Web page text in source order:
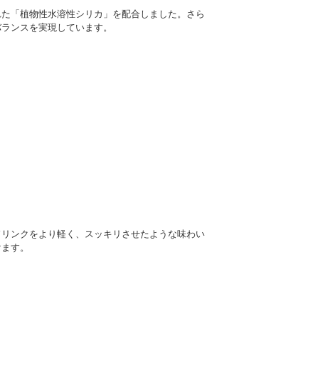
「植物性水溶性シリカ」を配合しました。さら
ンスを実現しています。
ンクをより軽く、スッキリさせたような味わい
す。